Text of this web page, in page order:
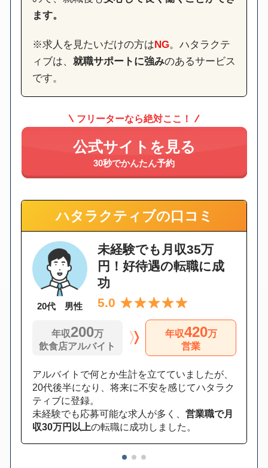
ます。
※求人を見たいだけの方はNG。ハタラクテ
ィブは、 就職サポートに強みのあるサービス
です。
フリーターなら絶対ここ！
公式サイトを見る
30秒でかんたん予約
ハタラクティブの口コミ
20代 男性
未経験でも月収35万
円！好待遇の転職に成
功
5.0
年収200万
飲食店アルバイト
年収420万
営業
アルバイトで何とか生計を立てていましたが、
20代後半になり、将来に不安を感じてハタラク
ティブに登録。
未経験でも応募可能な求人が多く、 営業職で月
収30万円以上の転職に成功しました。